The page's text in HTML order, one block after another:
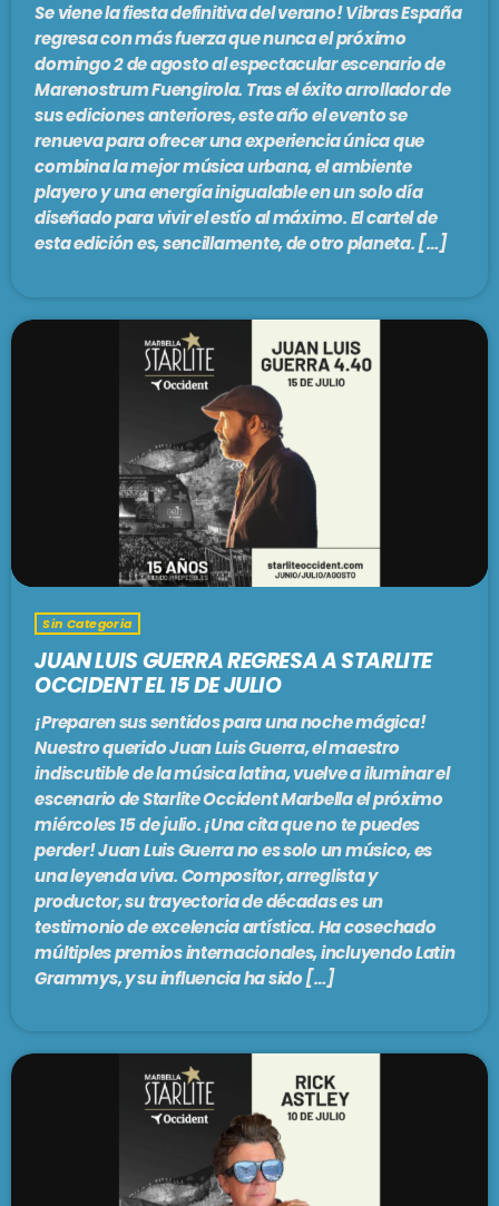
Se viene la fiesta definitiva del verano! Vibras España
regresa con más fuerza que nunca el próximo
domingo 2 de agosto al espectacular escenario de
Marenostrum Fuengirola. Tras el éxito arrollador de
sus ediciones anteriores, este año el evento se
renueva para ofrecer una experiencia única que
combina la mejor música urbana, el ambiente
playero y una energía inigualable en un solo día
diseñado para vivir el estío al máximo. El cartel de
esta edición es, sencillamente, de otro planeta. […]
Sin Categoria
JUAN LUIS GUERRA REGRESA A STARLITE
OCCIDENT EL 15 DE JULIO
¡Preparen sus sentidos para una noche mágica!
Nuestro querido Juan Luis Guerra, el maestro
indiscutible de la música latina, vuelve a iluminar el
escenario de Starlite Occident Marbella el próximo
miércoles 15 de julio. ¡Una cita que no te puedes
perder! Juan Luis Guerra no es solo un músico, es
una leyenda viva. Compositor, arreglista y
productor, su trayectoria de décadas es un
testimonio de excelencia artística. Ha cosechado
múltiples premios internacionales, incluyendo Latin
Grammys, y su influencia ha sido […]